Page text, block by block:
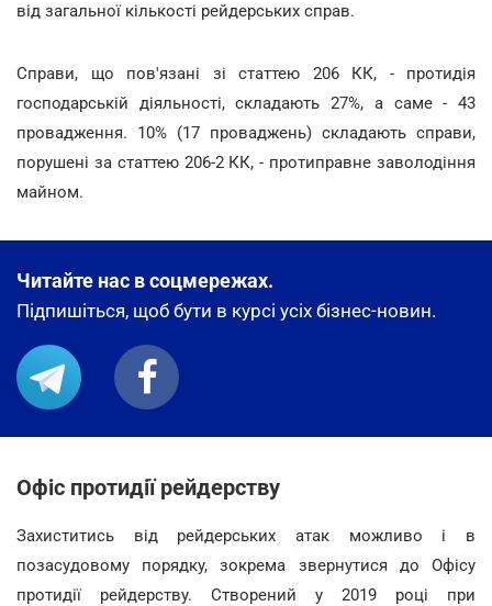
від загальної кількості рейдерських справ.
Справи, що пов'язані зі статтею 206 КК, - протидія
господарській діяльності, складають 27%, а саме - 43
провадження. 10% (17 проваджень) складають справи,
порушені за статтею 206-2 КК, - протиправне заволодіння
майном.
Читайте нас в соцмережах.
Підпишіться, щоб бути в курсі усіх бізнес-новин.
Офіс протидії рейдерству
Захиститись від рейдерських атак можливо і в
позасудовому порядку, зокрема звернутися до Офісу
протидії рейдерству. Створений у 2019 році при